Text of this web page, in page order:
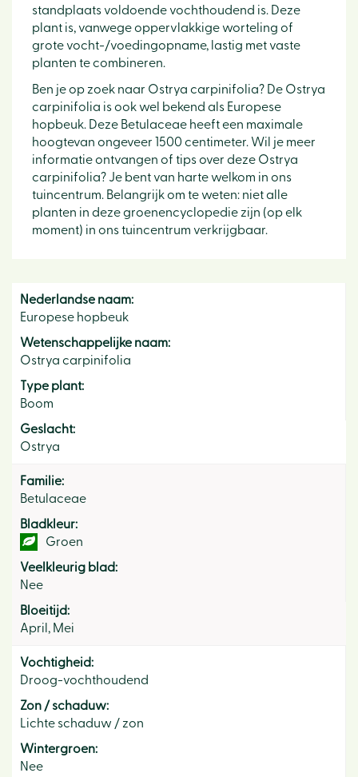
standplaats voldoende vochthoudend is. Deze
plant is, vanwege oppervlakkige worteling of
grote vocht-/voedingopname, lastig met vaste
planten te combineren.
Ben je op zoek naar Ostrya carpinifolia? De Ostrya
carpinifolia is ook wel bekend als Europese
hopbeuk. Deze Betulaceae heeft een maximale
hoogtevan ongeveer 1500 centimeter. Wil je meer
informatie ontvangen of tips over deze Ostrya
carpinifolia? Je bent van harte welkom in ons
tuincentrum. Belangrijk om te weten: niet alle
planten in deze groenencyclopedie zijn (op elk
moment) in ons tuincentrum verkrijgbaar.
Nederlandse naam:
Europese hopbeuk
Wetenschappelijke naam:
Ostrya carpinifolia
Type plant:
Boom
Geslacht:
Ostrya
Familie:
Betulaceae
Bladkleur:
Groen
Veelkleurig blad:
Nee
Bloeitijd:
April, Mei
Vochtigheid:
Droog-vochthoudend
Zon / schaduw:
Lichte schaduw / zon
Wintergroen:
Nee